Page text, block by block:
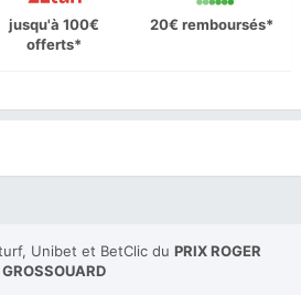
jusqu'à 100€
offerts*
20€ remboursés*
Unibet et BetClic du PRIX ROGER
GROSSOUARD